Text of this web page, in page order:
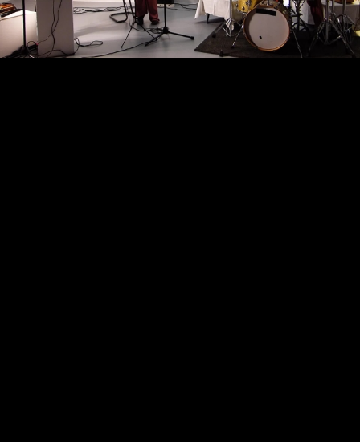
Video